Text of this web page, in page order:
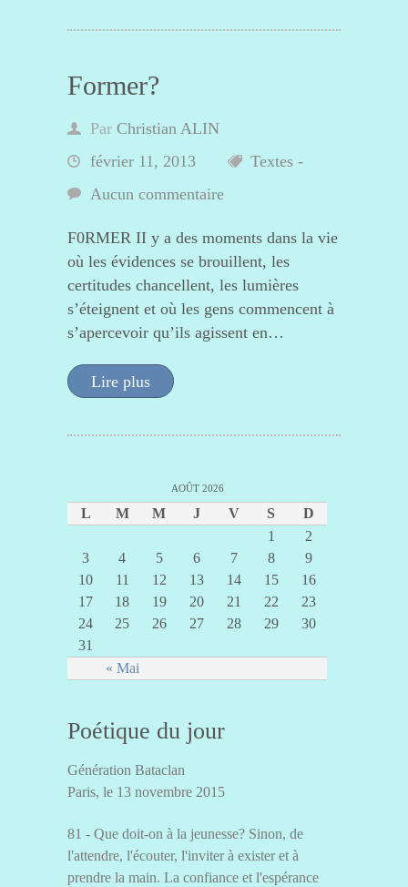
Former?
Par Christian ALIN
février 11, 2013
Textes -
Aucun commentaire
F0RMER II y a des moments dans la vie
où les évidences se brouillent, les
certitudes chancellent, les lumières
s’éteignent et où les gens commencent à
s’apercevoir qu’ils agissent en…
Lire plus
AOÛT 2026
L M M J V S D
« Mai
1
2
3
4 5 6 7 8
9
10
11 12 13 14 15
16
17
18 19 20 21 22
23
24
25 26 27 28 29
30
31
Poétique du jour
Génération Bataclan
Paris, le 13 novembre 2015
81 - Que doit-on à la jeunesse? Sinon, de
l'attendre, l'écouter, l'inviter à exister et à
prendre la main. La confiance et l'espérance